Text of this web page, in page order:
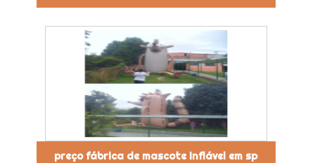
preço fábrica de mascote inflável em sp